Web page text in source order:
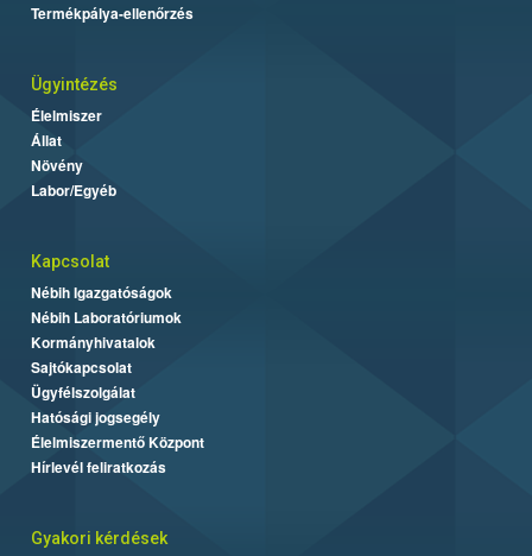
Termékpálya-ellenőrzés
Ügyintézés
Élelmiszer
Állat
Növény
Labor/Egyéb
Kapcsolat
Nébih Igazgatóságok
Nébih Laboratóriumok
Kormányhivatalok
Sajtókapcsolat
Ügyfélszolgálat
Hatósági jogsegély
Élelmiszermentő Központ
Hírlevél feliratkozás
Gyakori kérdések